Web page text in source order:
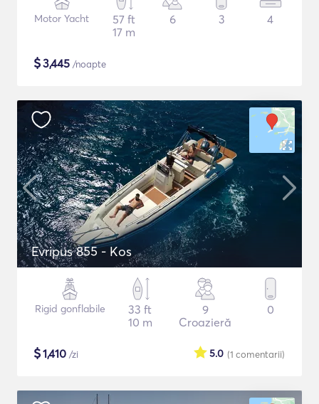
Motor Yacht
57 ft
17 m
6 3 4
$3,445 /noapte
Evripus 855 - Kos
Rigid gonflabile
33 ft
10 m
9
Croazieră
0
$1,410 /zi (1 comentarii)
5.0